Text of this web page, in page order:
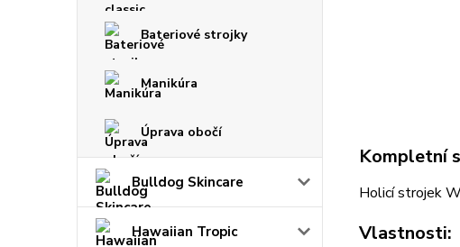
Bateriové strojky
Manikúra
Úprava obočí
Bulldog Skincare
Hawaiian Tropic
Kompletní
Holicí strojek
Vlastnosti: